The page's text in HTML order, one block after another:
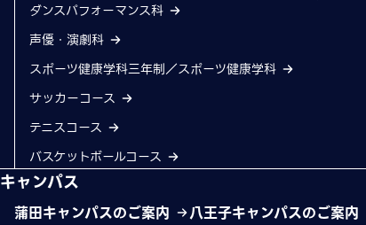
ダンスパフォーマンス科
声優・演劇科
スポーツ健康学科三年制／スポーツ健康学科
サッカーコース
テニスコース
バスケットボールコース
キャンパス
蒲田キャンパスのご案内 八王子キャンパスのご案内